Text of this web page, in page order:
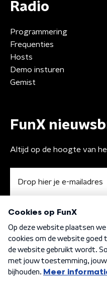
Radio
Programmering
Frequenties
Hosts
Demo insturen
Gemist
FunX
Altijd op de hoogte van
Algemene voorwaarden